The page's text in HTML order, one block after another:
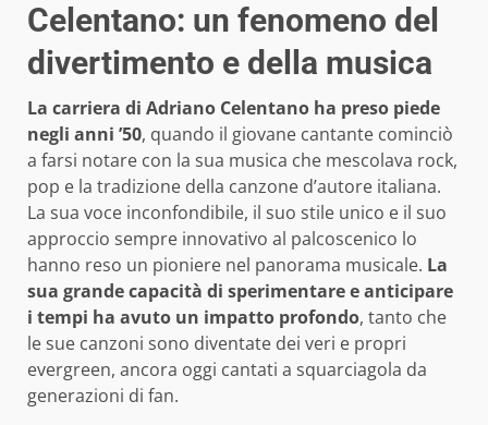
Celentano: un fenomeno del
divertimento e della musica
La carriera di Adriano Celentano ha preso piede
negli anni ’50, quando il giovane cantante cominciò
a farsi notare con la sua musica che mescolava rock,
pop e la tradizione della canzone d’autore italiana.
La sua voce inconfondibile, il suo stile unico e il suo
approccio sempre innovativo al palcoscenico lo
hanno reso un pioniere nel panorama musicale. La
sua grande capacità di sperimentare e anticipare
i tempi ha avuto un impatto profondo, tanto che
le sue canzoni sono diventate dei veri e propri
evergreen, ancora oggi cantati a squarciagola da
generazioni di fan.